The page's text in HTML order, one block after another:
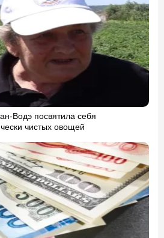
Водэ посвятила себя
чистых овощей